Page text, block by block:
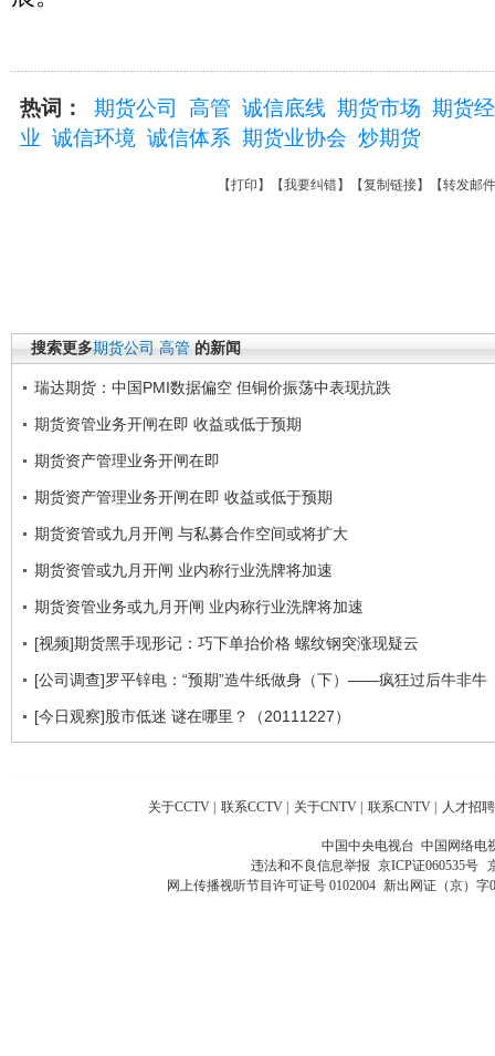
热词： 期货公司 高管 诚信底线 期货市场 期货
业 诚信环境 诚信体系 期货业协会 炒期货
【打印 】【我要纠错】【复制链接】【转发邮件
搜索更多期货公司 高管 的新闻
瑞达期货：中国PMI数据偏空 但铜价振荡中表现抗跌
期货资管业务开闸在即 收益或低于预期
期货资产管理业务开闸在即
期货资产管理业务开闸在即 收益或低于预期
期货资管或九月开闸 与私募合作空间或将扩大
期货资管或九月开闸 业内称行业洗牌将加速
期货资管业务或九月开闸 业内称行业洗牌将加速
[视频]期货黑手现形记：巧下单抬价格 螺纹钢突涨现疑云
[公司调查]罗平锌电：“预期”造牛纸做身（下）——疯狂过后牛非牛
[今日观察]股市低迷 谜在哪里？（20111227）
关于CCTV 联系CCTV 关于CNTV 联系CNTV 人才招聘
中国中央电视台 中国网络电
违法和不良信息举报 京ICP证060535号
网上传播视听节目许可证号 0102004 新出网证（京）